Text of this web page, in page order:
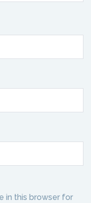
in this browser for